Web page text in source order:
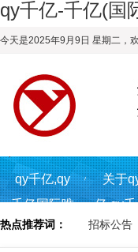
qy千亿-千亿(国
今天是2025年9月9日 星期二，
qy千亿,qy
千亿国际唯
一入
关于
亿,qy
际唯一
热点推荐词： 招标公告